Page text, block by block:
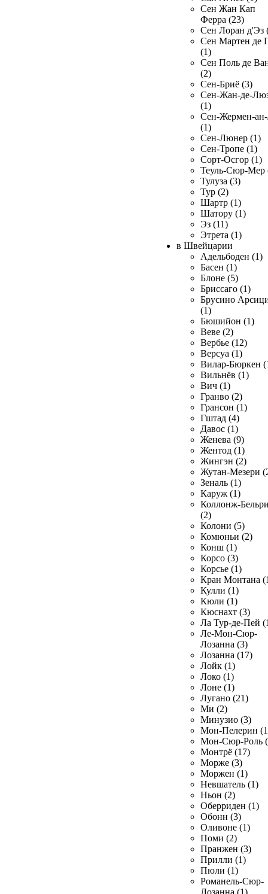
Сен Жан Кап
Ферра (23)
Сен Лоран д'Эз
Сен Мартен де
(1)
Сен Поль де
(2)
Сен-Бриё (3)
Сен-Жан-де-
(1)
Сен-Жермен-
(1)
Сен-Люнер (1)
Сен-Тропе (1)
Сорт-Осгор (1)
Теуль-Сюр-Мер
Тулуза (3)
Тур (2)
Шартр (1)
Шатору (1)
Эз (11)
Этрета (1)
в Швейцарии
Адельбоден (1)
Басен (1)
Блоне (5)
Бриссаго (1)
Брусино
(1)
Бюшийон (1)
Веве (2)
Вербье (12)
Версуа (1)
Вилар-Бюркен
Вильнёв (1)
Вич (1)
Гранво (2)
Грансон (1)
Гштад (4)
Давос (1)
Женева (9)
Жентод (1)
Жингэн (2)
Жутан-Мезери
Зеналь (1)
Каруж (1)
Коллонж-
(2)
Колони (5)
Комюньи (2)
Конш (1)
Корсо (3)
Корсье (1)
Кран Монтана
Кулли (1)
Кюли (1)
Кюснахт (3)
Ла Тур-де-Пей
Ле-Мон-Сюр-
Лозанна (3)
Лозанна (17)
Лойк (1)
Локо (1)
Лоне (1)
Лугано (21)
Ми (2)
Минузио (3)
Мон-Пелерин
Мон-Сюр-Роль
Монтрё (17)
Морже (3)
Моржен (1)
Невшатель (1)
Ньон (2)
Оберриден (1)
Обонн (3)
Оливоне (1)
Поми (2)
Пранжен (3)
Прилли (1)
Пюли (1)
Романель-Сюр-
Лозанна (1)